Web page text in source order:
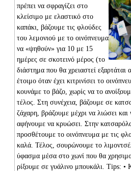
πρέπει να σφραγίζει στο
κλείσιμο με ελαστικό στο
καπάκι, βάζουμε τις φλούδες
του λεμονιού με το οινόπνευμα
να «ψηθούν» για 10 με 15
ημέρες σε σκοτεινό μέρος (το
διάστημα που θα χρειαστεί εξαρτάται
έτοιμο όταν έχει κιτρινίσει το
κουνάμε το βάζο, χωρίς να το
τέλος. Στη συνέχεια, βάζουμε σε
ζάχαρη, βράζουμε μέχρι να λιώσει και
αφήνουμε να κρυώσει. Στην
προσθέτουμε το οινόπνευμα με τις
καλά. Τέλος, σουρώνουμε το
ύφασμα μέσα στο χωνί που θα
ρίξουμε σε γυάλινο μπουκάλι. Tips: •